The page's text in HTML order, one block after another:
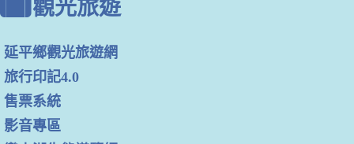
觀光旅遊
延平鄉觀光旅遊網
旅行印記4.0
售票系統
影音專區